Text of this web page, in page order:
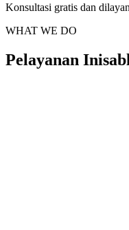
Konsultasi gratis dan
WHAT WE DO
Pelayanan